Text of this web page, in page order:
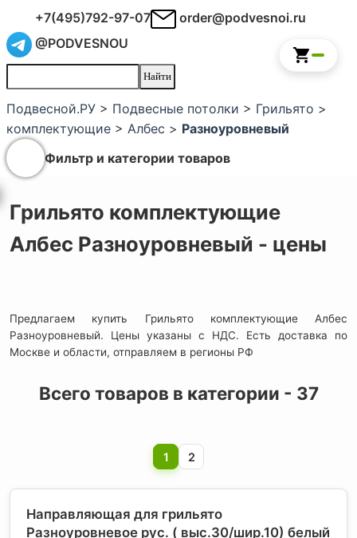
+7(495)792-97-07
order@podvesnoi.ru
@PODVESNOU
Подвесной.РУ > Подвесные потолки > Грильято >
комплектующие > Албес > Разноуровневый
Фильтр и категории товаров
Грильято комплектующие
Албес Разноуровневый - цены
Предлагаем купить Грильято комплектующие Албес
Разноуровневый. Цены указаны с НДС. Есть доставка по
Москве и области, отправляем в регионы РФ
Всего товаров в категории - 37
1 2
Направляющая для грильято
Разноуровневое рус. ( выс.30/шир.10) белый